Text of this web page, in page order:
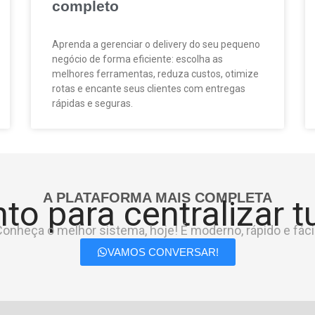
completo
Aprenda a gerenciar o delivery do seu pequeno
negócio de forma eficiente: escolha as
melhores ferramentas, reduza custos, otimize
rotas e encante seus clientes com entregas
rápidas e seguras.
A PLATAFORMA MAIS COMPLETA
para centralizar
o melhor sistema, hoje! É moderno, rápido e
VAMOS CONVERSAR!